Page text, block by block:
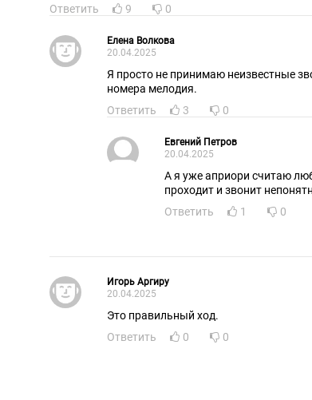
Ответить
9 0
Елена Волкова
20.04.2025
Я просто не принимаю неизвестные
номера мелодия.
Ответить
3 0
Евгений Петров
20.04.2025
А я уже априори считаю
проходит и звонит
Ответить
1 0
Игорь Аргиру
20.04.2025
Это правильный ход.
Ответить
0 0